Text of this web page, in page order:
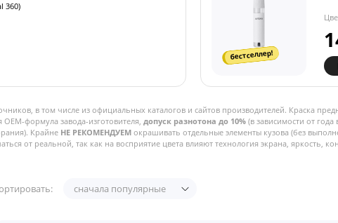
360)
бестселлер!
в том числе из официальных каталогов и сайтов производителей. Краска
формула завода-изготовителя, допуск разнотона до 10% (в зависимости от
Крайне НЕ РЕКОМЕНДУЕМ окрашивать отдельные элементы кузова (без
от реальной, так как на восприятие цвета влияют технология экрана, яркость,
сначала популярные